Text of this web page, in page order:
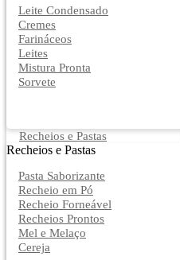
Leite Condensado
Cremes
Farináceos
Leites
Mistura Pronta
Sorvete
Recheios e Pastas
Recheios e Pastas
Pasta Saborizante
Recheio em Pó
Recheio Forneável
Recheios Prontos
Mel e Melaço
Cereja